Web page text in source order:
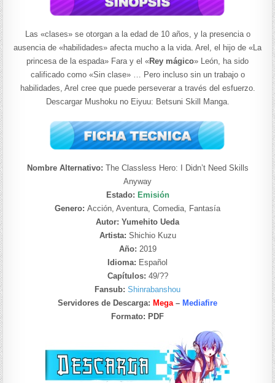
Las «clases» se otorgan a la edad de 10 años, y la presencia o
ausencia de «habilidades» afecta mucho a la vida. Arel, el hijo de «La
princesa de la espada» Fara y el «Rey mágico» León, ha sido
calificado como «Sin clase» … Pero incluso sin un trabajo o
habilidades, Arel cree que puede perseverar a través del esfuerzo.
Descargar Mushoku no Eiyuu: Betsuni Skill Manga.
Nombre Alternativo: The Classless Hero: I Didn’t Need Skills
Anyway
Estado: Emisión
Genero: Acción, Aventura, Comedia, Fantasía
Autor: Yumehito Ueda
Artista: Shichio Kuzu
Año: 2019
Idioma: Español
Capítulos: 49/??
Fansub: Shinrabanshou
Servidores de Descarga: Mega– Mediafire
Formato: PDF